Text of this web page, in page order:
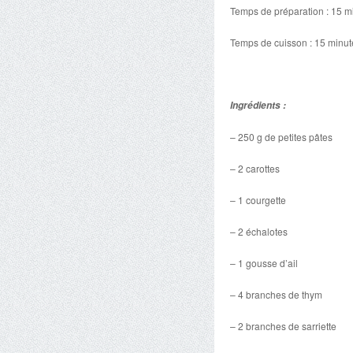
Temps de préparation : 15
Temps de cuisson : 15
Ingrédients :
– 250 g de petites pâtes
– 2 carottes
– 1 courgette
– 2 échalotes
– 1 gousse d’ail
– 4 branches de thym
– 2 branches de sarriette